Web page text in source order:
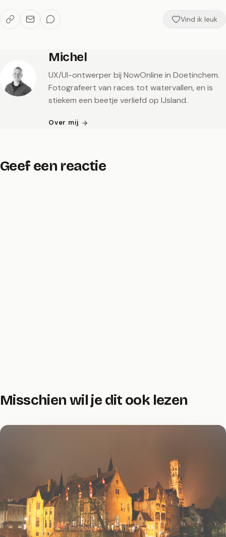
Vind ik leuk
Michel
UX/UI-ontwerper bij NowOnline in Doetinchem.
Fotografeert van races tot watervallen, en is
stiekem een beetje verliefd op IJsland.
Over mij
Geef een reactie
Misschien wil je dit ook lezen